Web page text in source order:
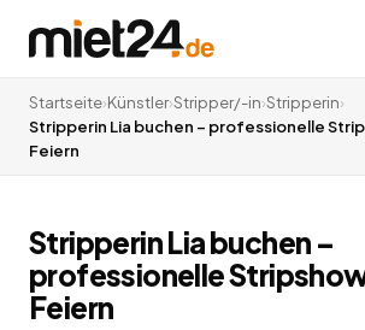
Startseite›Künstler›Stripper/-in›Stripperin›
Stripperin Lia buchen – professionelle
Feiern
Stripperin Lia buchen –
professionelle
Feiern